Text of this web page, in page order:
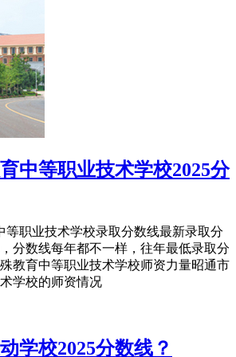
中等职业技术学校2025分
等职业技术学校录取分数线最新录取分
分数线每年都不一样，往年最低录取分
教育中等职业技术学校师资力量昭通市
学校的师资情况
学校2025分数线？